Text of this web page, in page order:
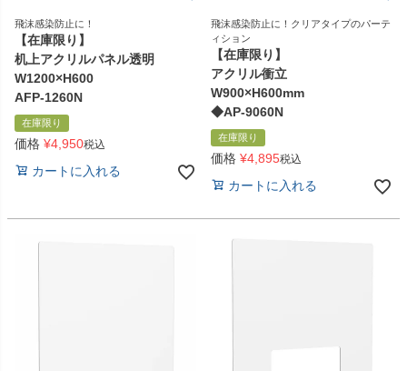
飛沫感染防止に！
【在庫限り】
机上アクリルパネル透明
W1200×H600
AFP-1260N
在庫限り
価格 ¥4,950税込
カートに入れる
飛沫感染防止に！クリアタイプのパーテ
ィション
【在庫限り】
アクリル衝立
W900×H600mm
◆AP-9060N
在庫限り
価格 ¥4,895税込
カートに入れる